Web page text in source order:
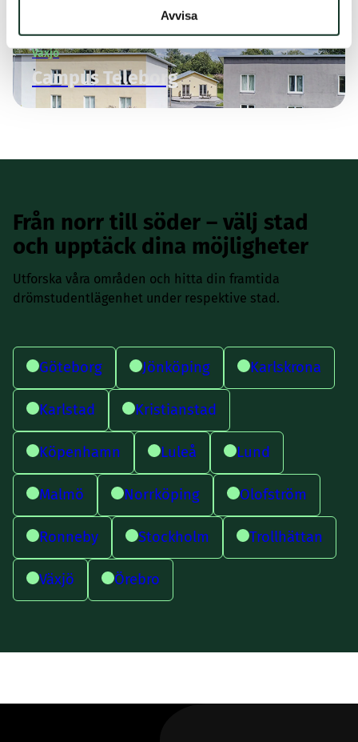
Avvisa
Växjö
Campus Teleborg
Från norr till söder – välj stad
och upptäck dina möjligheter
Utforska våra områden och hitta din framtida
drömstudentlägenhet under respektive stad.
Göteborg Jönköping Karlskrona
Karlstad Kristianstad
Köpenhamn Luleå Lund
Malmö Norrköping Olofström
Ronneby Stockholm Trollhättan
Växjö Örebro